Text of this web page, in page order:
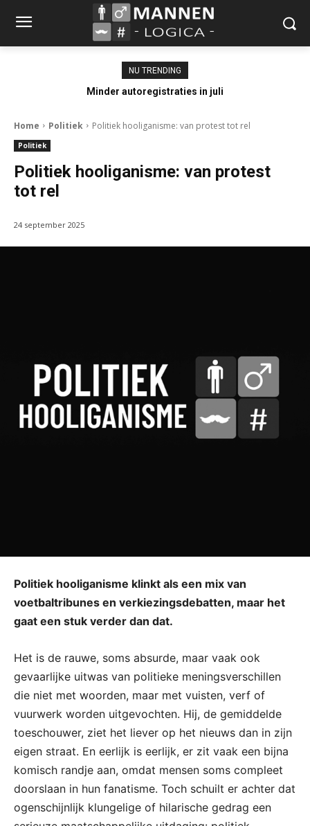
NU TRENDING
Minder autoregistraties in juli
Home Politiek Politiek hooliganisme: van protest tot rel
Politiek
Politiek hooliganisme: van protest
tot rel
24 september 2025
Politiek hooliganisme klinkt als een mix van
voetbaltribunes en verkiezingsdebatten, maar het
gaat een stuk verder dan dat.
Het is de rauwe, soms absurde, maar vaak ook
gevaarlijke uitwas van politieke meningsverschillen
die niet met woorden, maar met vuisten, verf of
vuurwerk worden uitgevochten. Hij, de gemiddelde
toeschouwer, ziet het liever op het nieuws dan in zijn
eigen straat. En eerlijk is eerlijk, er zit vaak een bijna
komisch randje aan, omdat mensen soms compleet
doorslaan in hun fanatisme. Toch schuilt er achter dat
ogenschijnlijk klungelige of hilarische gedrag een